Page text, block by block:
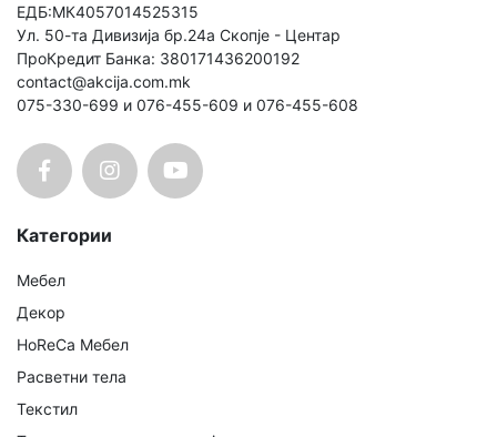
ЕДБ:МК4057014525315
Ул. 50-та Дивизија бр.24а Скопје - Центар
ПроКредит Банка: 380171436200192
contact@akcija.com.mk
075-330-699 и 076-455-609 и 076-455-608
Категории
Мебел
Декор
HoReCa Мебел
Расветни тела
Текстил